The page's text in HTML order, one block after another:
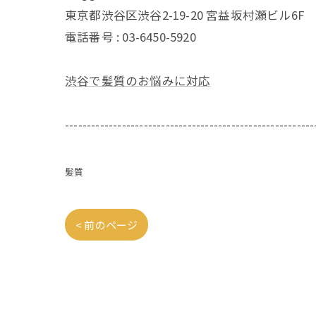
東京都渋谷区渋谷2-19-20 宮益坂村瀬ビル6F
電話番号 : 03-6450-5920
渋谷で髪質のお悩みに対応
髪質
< 前のページ